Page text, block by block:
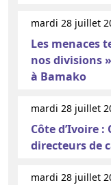
mardi 28 juillet
Les menaces
nos divisions
à Bamako
mardi 28 juillet
Côte d’Ivoire
directeurs de
mardi 28 juillet